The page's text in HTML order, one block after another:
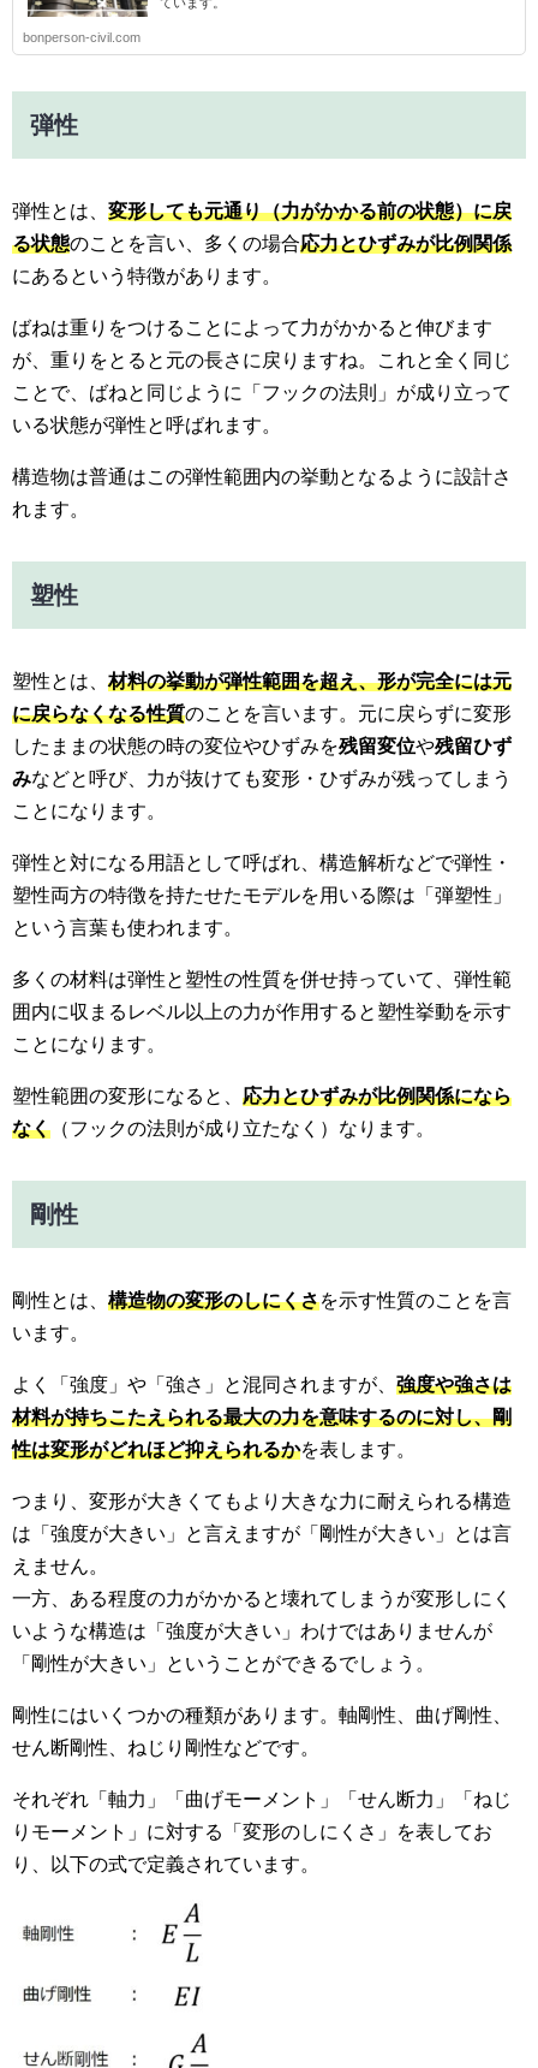
ています。
bonperson-civil.com
弾性
弾性とは、 変形しても元通り（力がかかる前の状態）に戻
る状態のことを言い、多くの場合応力とひずみが比例関係
にあるという特徴があります。
ばねは重りをつけることによって力がかかると伸びます
が、重りをとると元の長さに戻りますね。これと全く同じ
ことで、ばねと同じように「フックの法則」が成り立って
いる状態が弾性と呼ばれます。
構造物は普通はこの弾性範囲内の挙動となるように設計さ
れます。
塑性
塑性とは、材料の挙動が弾性範囲を超え、形が完全には元
に戻らなくなる性質のことを言います。元に戻らずに変形
したままの状態の時の変位やひずみを残留変位や残留ひず
みなどと呼び、力が抜けても変形・ひずみが残ってしまう
ことになります。
弾性と対になる用語として呼ばれ、構造解析などで弾性・
塑性両方の特徴を持たせたモデルを用いる際は「弾塑性」
という言葉も使われます。
多くの材料は弾性と塑性の性質を併せ持っていて、弾性範
囲内に収まるレベル以上の力が作用すると塑性挙動を示す
ことになります。
塑性範囲の変形になると、 応力とひずみが比例関係になら
なく （フックの法則が成り立たなく）なります。
剛性
剛性とは、 構造物の変形のしにくさを示す性質のことを言
います。
よく「強度」や「強さ」と混同されますが、 強度や強さは
材料が持ちこたえられる最大の力を意味するのに対し、剛
性は変形がどれほど抑えられるかを表します。
つまり、変形が大きくてもより大きな力に耐えられる構造
は「強度が大きい」と言えますが「剛性が大きい」とは言
えません。
一方、ある程度の力がかかると壊れてしまうが変形しにく
いような構造は「強度が大きい」わけではありませんが
「剛性が大きい」ということができるでしょう。
剛性にはいくつかの種類があります。軸剛性、曲げ剛性、
せん断剛性、ねじり剛性などです。
それぞれ「軸力」「曲げモーメント」「せん断力」「ねじ
りモーメント」に対する「変形のしにくさ」を表してお
り、以下の式で定義されています。